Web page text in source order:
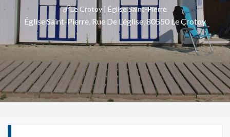
Le Crotoy | Église Saint-Pierre
Église Saint-Pierre, Rue De L’église, 80550 Le Crotoy